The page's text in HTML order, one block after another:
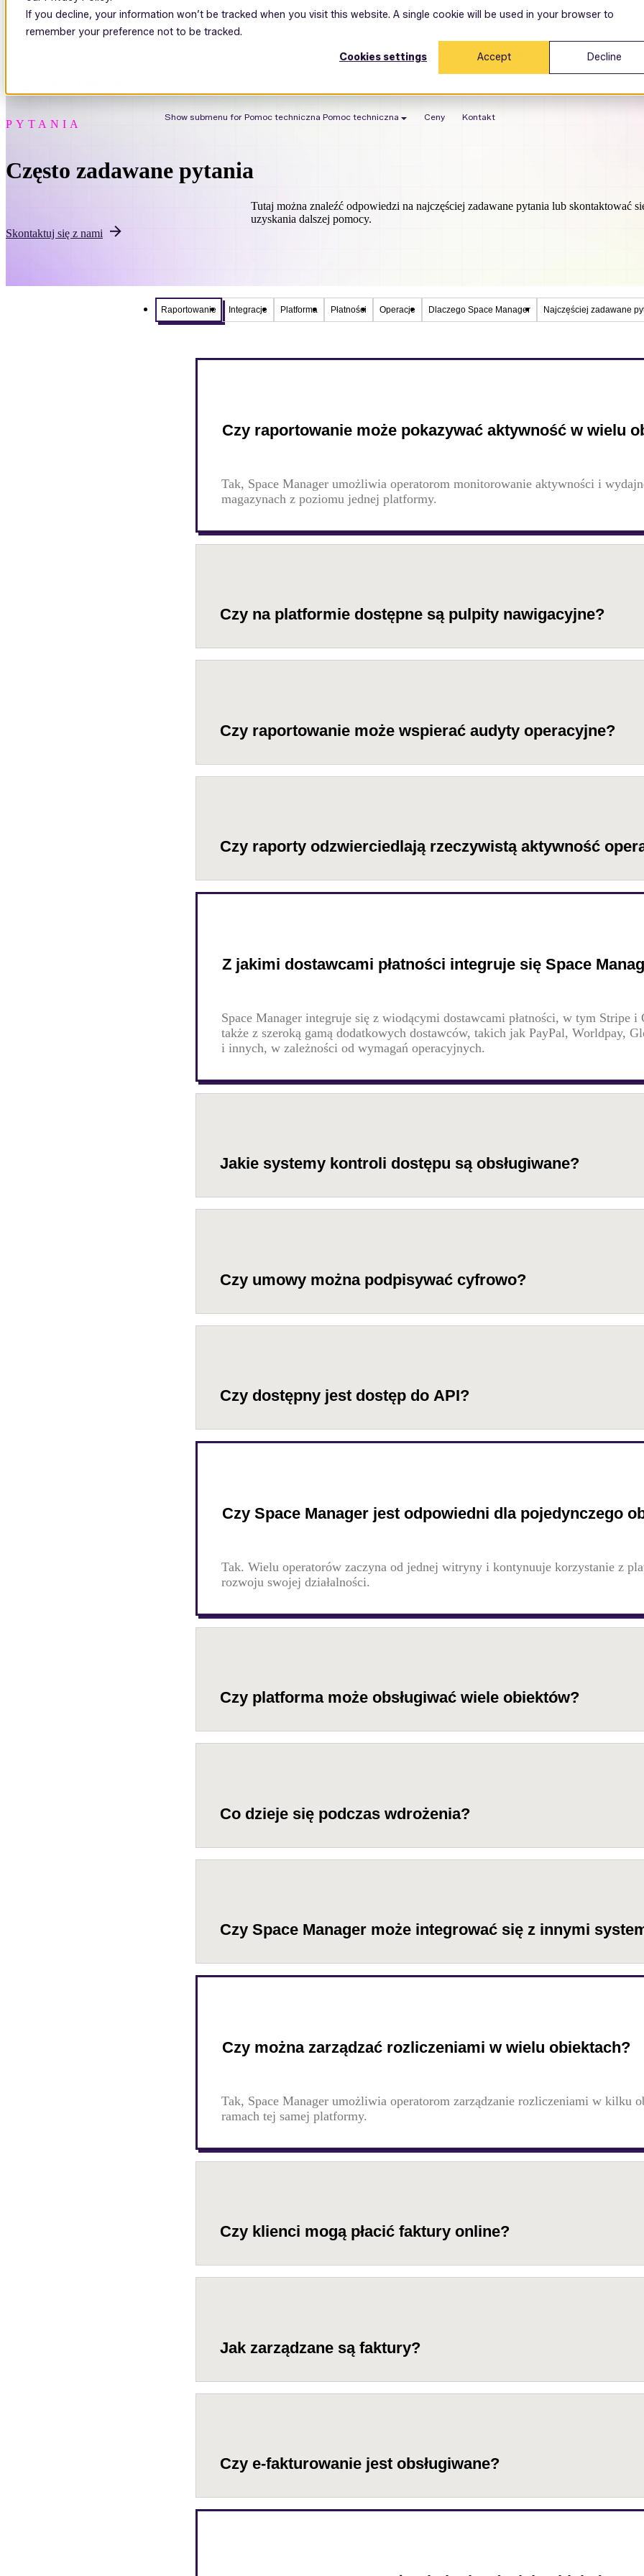
If you decline, your information won’t be tracked when you visit this website. A single cookie will be used in your browser to
remember your preference not to be tracked.
Cookies settings Accept Decline
Dlaczego Space Manager? Show submenu for Materiały Materiały
Show submenu for Pomoc techniczna Pomoc techniczna Ceny Kontakt
PYTANIA
Często zadawane pytania
Tutaj można znaleźć odpowiedzi na najczęściej zadawane pytania lub skontaktować
uzyskania dalszej pomocy.
Skontaktuj się z nami
Raportowanie Integracje Platforma Płatności Operacje Dlaczego Space Manager Najczęściej zadawane
Czy raportowanie może pokazywać aktywność w wielu
Tak, Space Manager umożliwia operatorom monitorowanie aktywności i
magazynach z poziomu jednej platformy.
Czy na platformie dostępne są pulpity nawigacyjne?
Czy raportowanie może wspierać audyty operacyjne?
Czy raporty odzwierciedlają rzeczywistą aktywność
Z jakimi dostawcami płatności integruje się Space
Space Manager integruje się z wiodącymi dostawcami płatności, w tym Stripe i
także z szeroką gamą dodatkowych dostawców, takich jak PayPal, Worldpay,
i innych, w zależności od wymagań operacyjnych.
Jakie systemy kontroli dostępu są obsługiwane?
Czy umowy można podpisywać cyfrowo?
Czy dostępny jest dostęp do API?
Czy Space Manager jest odpowiedni dla pojedynczego
Tak. Wielu operatorów zaczyna od jednej witryny i kontynuuje korzystanie z
rozwoju swojej działalności.
Czy platforma może obsługiwać wiele obiektów?
Co dzieje się podczas wdrożenia?
Czy Space Manager może integrować się z innymi
Czy można zarządzać rozliczeniami w wielu obiektach?
Tak, Space Manager umożliwia operatorom zarządzanie rozliczeniami w kilku
ramach tej samej platformy.
Czy klienci mogą płacić faktury online?
Jak zarządzane są faktury?
Czy e-fakturowanie jest obsługiwane?